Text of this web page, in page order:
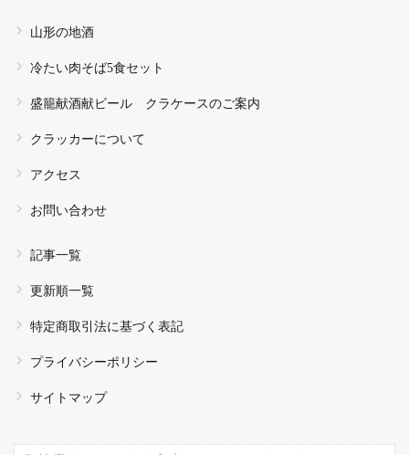
山形の地酒
冷たい肉そば5食セット
盛籠献酒献ビール クラケースのご案内
クラッカーについて
アクセス
お問い合わせ
記事一覧
更新順一覧
特定商取引法に基づく表記
プライバシーポリシー
サイトマップ